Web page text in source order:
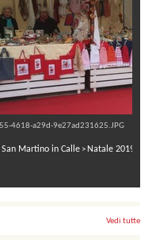
Vedi tutte